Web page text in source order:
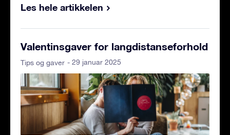
Les hele artikkelen
Valentinsgaver for langdistanseforhold
Tips og gaver - 29 januar 2025